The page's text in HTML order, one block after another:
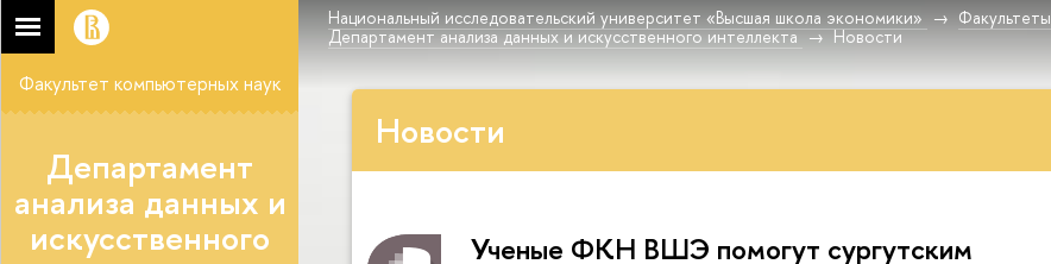
Национальный исследовательский университет «Высшая школа экономики» Факультеты
Департамент анализа данных и искусственного интеллекта
Новости
Факультет компьютерных наук
Департамент
анализа данных и
искусственного
Новости
Ученые ФКН ВШЭ помогут сургутским